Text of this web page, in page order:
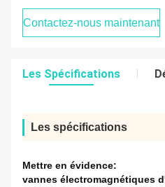
Contactez-nous maintenant
Les Spécifications
Les spécifications
Mettre en évidence:
vannes électromagnétiques